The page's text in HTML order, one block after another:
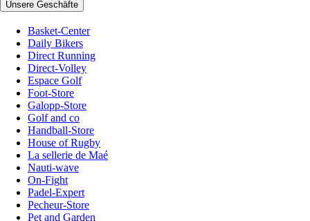
Unsere Geschäfte
Basket-Center
Daily Bikers
Direct Running
Direct-Volley
Espace Golf
Foot-Store
Galopp-Store
Golf and co
Handball-Store
House of Rugby
La sellerie de Maé
Nauti-wave
On-Fight
Padel-Expert
Pecheur-Store
Pet and Garden